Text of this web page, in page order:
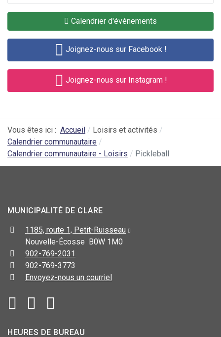
Calendrier d'événements
Joignez-nous sur Facebook !
Joignez-nous sur Instagram !
Vous êtes ici : Accueil
Loisirs et activités
Calendrier communautaire
Calendrier communautaire - Loisirs
Pickleball
MUNICIPALITÉ DE CLARE
1185, route 1, Petit-Ruisseau
Nouvelle-Écosse B0W 1M0
902-769-2031
902-769-3773
Envoyez-nous un courriel
HEURES DE BUREAU